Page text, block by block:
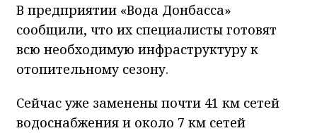
В предприятии «Вода Донбасса»
сообщили, что их специалисты готовят
всю необходимую инфраструктуру к
отопительному сезону.
Сейчас уже заменены почти 41 км сетей
водоснабжения и около 7 км сетей